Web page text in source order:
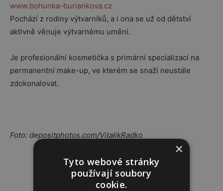
www.bohunka-buriankova.cz
Pochází z rodiny výtvarníků, a i ona se už od dětství
aktivně věnuje výtvarnému umění.
Je profesionální kosmetička s primární specializací na
permanentní make-up, ve kterém se snaží neustále
zdokonalovat.
Foto: depositphotos.com/VitalikRadko
Reklama
×
Tyto webové stránky
používají soubory
cookie.